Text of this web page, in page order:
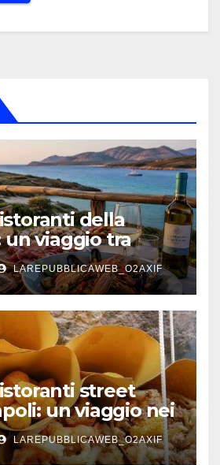
della
un viaggio tra
e sapori
LAREPUBBLICAWEB_O2AXIF
street
un viaggio nei
della città
LAREPUBBLICAWEB_O2AXIF